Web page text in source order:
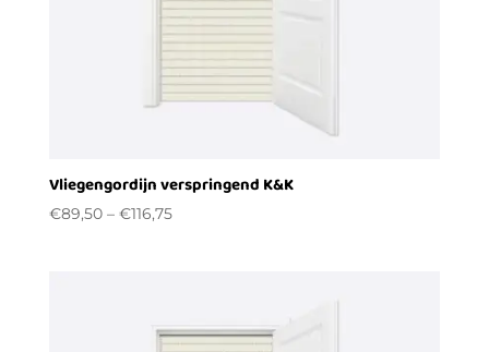
Vliegengordijn verspringend K&K
€89,50– €116,75